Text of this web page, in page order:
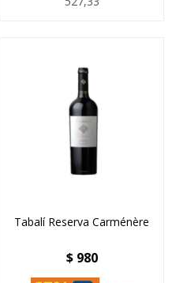
Tabalí Reserva Carménère
$ 980